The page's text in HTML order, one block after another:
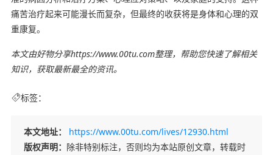
痛苦治疗起来可能漫长而复杂，但最终的收获将是身体和心理的双
重康复。
本文由好物分享https://www.00tu.com整理，帮助您快速了解相关
知识，获取最新最全的资讯。
标签：
本文地址：
https://www.00tu.com/lives/12930.html
版权声明： 除非特别标注，否则均为本站原创文章，转载时